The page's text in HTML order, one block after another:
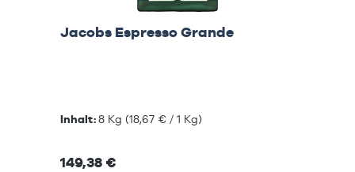
Jacobs Espresso Grande
Inhalt:8 Kg (18,67 € / 1 Kg)
149,38 €